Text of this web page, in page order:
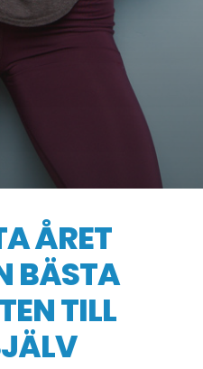
ÅRET
BÄSTA
TILL